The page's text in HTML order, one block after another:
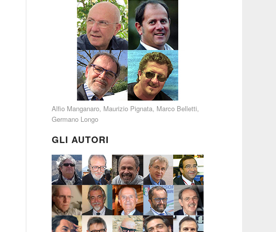
Alfio Manganaro, Maurizio Pignata, Marco Belletti,
Germano Longo
GLI AUTORI